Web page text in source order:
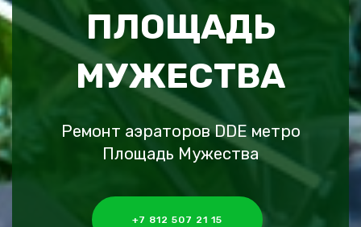
ПЛОЩАДЬ
МУЖЕСТВА
Ремонт аэраторов DDE метро
Площадь Мужества
+7 812 507 21 15